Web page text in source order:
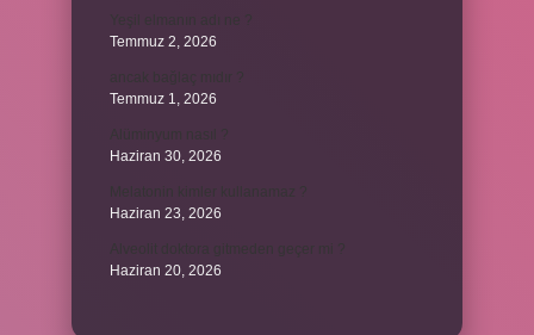
Temmuz 2, 2026
Temmuz 1, 2026
Haziran 30, 2026
Haziran 23, 2026
Haziran 20, 2026